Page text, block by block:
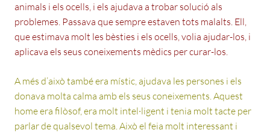
animals i els ocells, i els ajudava a trobar solució als
problemes. Passava que sempre estaven tots malalts. Ell,
que estimava molt les bèsties i els ocells, volia ajudar-los, i
aplicava els seus coneixements mèdics per curar-los.
A més d’això també era místic, ajudava les persones i els
donava molta calma amb els seus coneixements. Aquest
home era filòsof, era molt intel·ligent i tenia molt tacte per
parlar de qualsevol tema. Això el feia molt interessant i